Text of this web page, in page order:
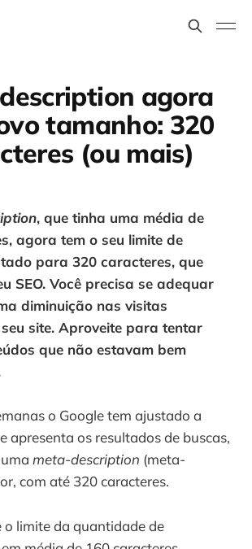
agora
tamanho: 320
(ou mais)
, que tinha uma média de
agora tem o seu limite de
para 320 caracteres, que
SEO. Você precisa se adequar
diminuição nas visitas
site. Aproveite para tentar
que não estavam bem
o Google tem ajustado a
apresenta os resultados de buscas,
meta-description (meta-
com até 320 caracteres.
limite da quantidade de